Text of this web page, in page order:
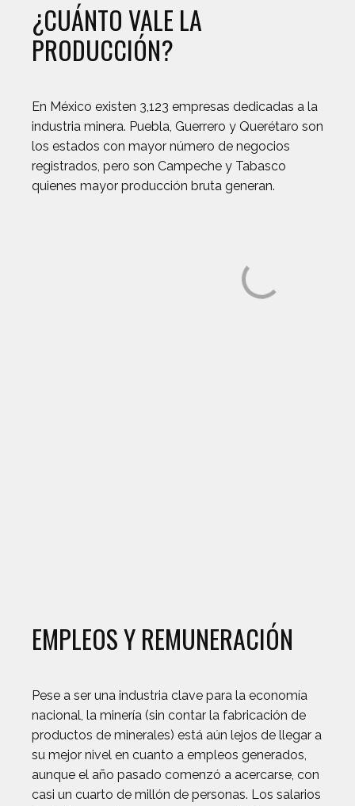
¿CUÁNTO VALE LA
PRODUCCIÓN?
En México existen 3,123 empresas dedicadas a la
industria minera. Puebla, Guerrero y Querétaro son
los estados con mayor número de negocios
registrados, pero son Campeche y Tabasco
quienes mayor producción bruta generan.
EMPLEOS Y REMUNERACIÓN
Pese a ser una industria clave para la economía
nacional, la minería (sin contar la fabricación de
productos de minerales) está aún lejos de llegar a
su mejor nivel en cuanto a empleos generados,
aunque el año pasado comenzó a acercarse, con
casi un cuarto de millón de personas. Los salarios